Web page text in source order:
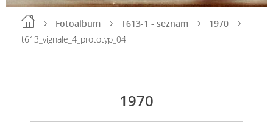
Fotoalbum T613-1 - seznam
1970
t613_vignale_4_prototyp_04
1970